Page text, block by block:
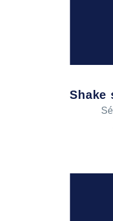
Shake